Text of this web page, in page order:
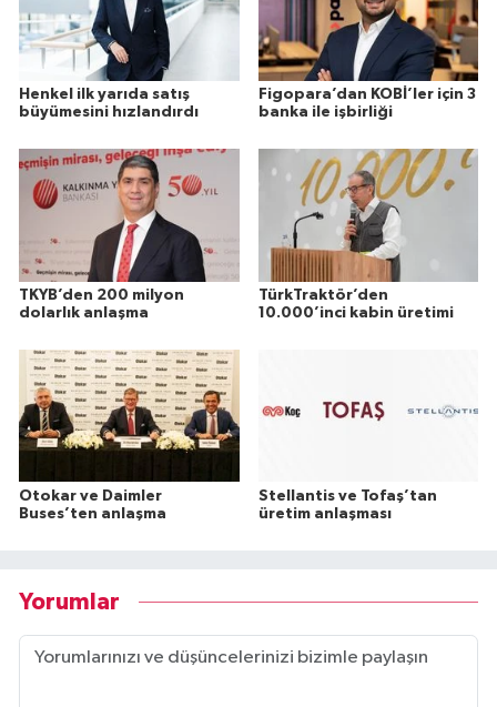
Henkel ilk yarıda satış
büyümesini hızlandırdı
Figopara’dan KOBİ’ler için 3
banka ile işbirliği
TKYB’den 200 milyon
dolarlık anlaşma
TürkTraktör’den
10.000’inci kabin üretimi
Otokar ve Daimler
Buses’ten anlaşma
Stellantis ve Tofaş’tan
üretim anlaşması
Yorumlar